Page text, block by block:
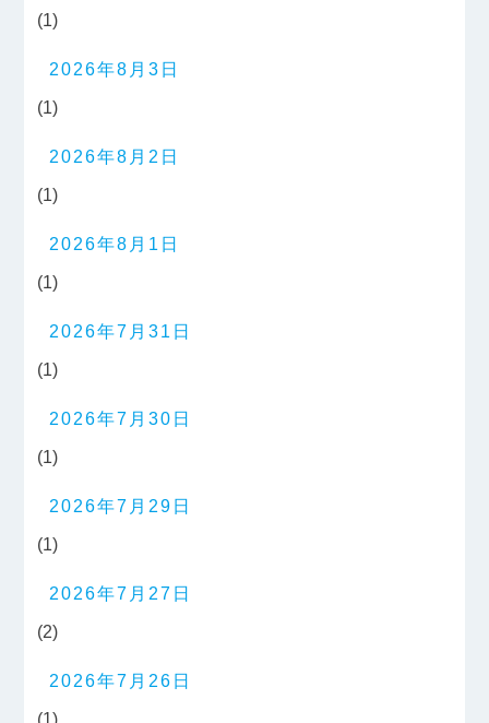
(1)
2026年8月3日
(1)
2026年8月2日
(1)
2026年8月1日
(1)
2026年7月31日
(1)
2026年7月30日
(1)
2026年7月29日
(1)
2026年7月27日
(2)
2026年7月26日
(1)